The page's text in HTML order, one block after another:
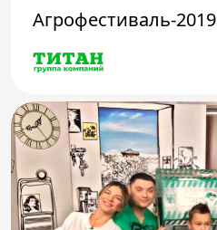
Агрофестиваль-2019